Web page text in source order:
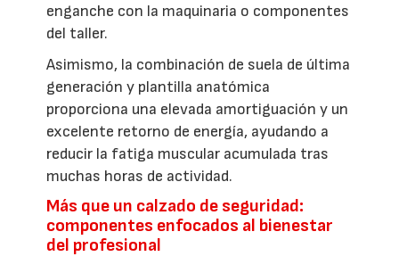
enganche con la maquinaria o componentes
del taller.
Asimismo, la combinación de suela de última
generación y plantilla anatómica
proporciona una elevada amortiguación y un
excelente retorno de energía, ayudando a
reducir la fatiga muscular acumulada tras
muchas horas de actividad.
Más que un calzado de seguridad:
componentes enfocados al bienestar
del profesional